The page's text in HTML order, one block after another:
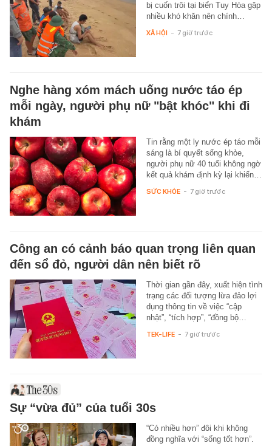
bị cuốn trôi tại biển Tuy Hòa gặp
nhiều khó khăn nên chính…
XÃ HỘI - 7 giờ trước
Nghe hàng xóm mách uống nước táo ép
mỗi ngày, người phụ nữ "bật khóc" khi đi
khám
Tin rằng một ly nước ép táo mỗi
sáng là bí quyết sống khỏe,
người phụ nữ 40 tuổi không ngờ
kết quả khám định kỳ lại khiến…
SỨC KHỎE - 7 giờ trước
Công an có cảnh báo quan trọng liên quan
đến sổ đỏ, người dân nên biết rõ
Thời gian gần đây, xuất hiện tình
trạng các đối tượng lừa đảo lợi
dụng thông tin về việc “cập
nhật”, “tích hợp”, “đồng bộ…
TEK-LIFE - 7 giờ trước
Sự “vừa đủ” của tuổi 30s
“Có nhiều hơn” đôi khi không
đồng nghĩa với “sống tốt hơn”.